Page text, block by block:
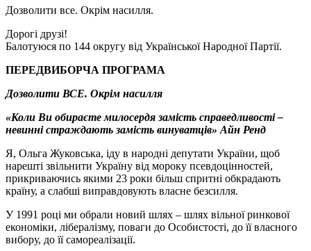
Дозволити все. Окрім насилля.
Дорогі друзі!
Балотуюся по 144 округу від Української Народної Партії.
ПЕРЕДВИБОРЧА ПРОГРАМА
Дозволити ВСЕ. Окрім насилля
«Коли Ви обираєте милосердя замість справедливості –
невинні страждають замість винуватців» Айн Ренд
Я, Ольга Жуковська, іду в народні депутати України, щоб
нарешті звільнити Україну від мороку псевдоцінностей,
прикриваючись якими 23 роки більш спритні обкрадають
країну, а слабші виправдовують власне безсилля.
У 1991 році ми обрали новий шлях – шлях вільної ринкової
економіки, лібералізму, поваги до Особистості, до її власного
вибору, до її самореалізації.